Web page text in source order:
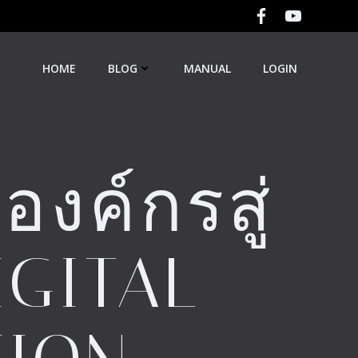
HOME BLOG MANUAL LOGIN
งค์กรสู่